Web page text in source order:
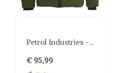
Petrol Industries -...
€ 95,99